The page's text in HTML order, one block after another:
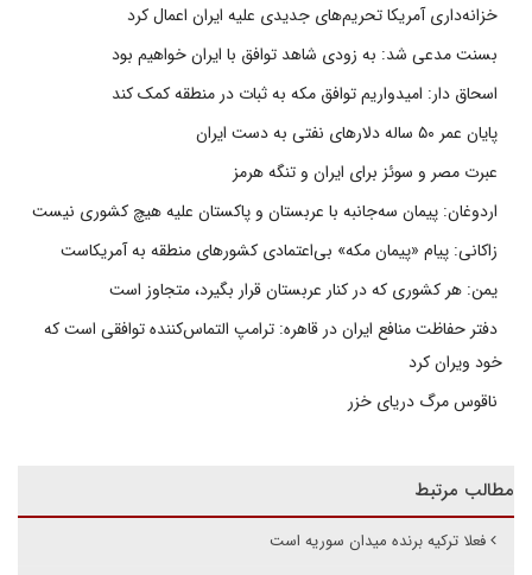
خزانه‌داری آمریکا تحریم‌های جدیدی علیه ایران اعمال کرد
بسنت مدعی شد: به زودی شاهد توافق با ایران خواهیم بود
اسحاق دار: امیدواریم توافق مکه به ثبات در منطقه کمک کند
پایان عمر ۵۰ ساله دلارهای نفتی به دست ایران
عبرت مصر و سوئز برای ایران و تنگه هرمز
اردوغان: پیمان سه‌جانبه با عربستان و پاکستان علیه هیچ کشوری نیست
زاکانی: پیام «پیمان مکه» بی‌اعتمادی کشورهای منطقه به آمریکاست
یمن: هر کشوری که در کنار عربستان قرار بگیرد، متجاوز است
دفتر حفاظت منافع ایران در قاهره: ترامپ التماس‌کننده توافقی است که
خود ویران کرد
ناقوس مرگ دریای خزر
مطالب مرتبط
فعلا ترکیه برنده میدان سوریه است